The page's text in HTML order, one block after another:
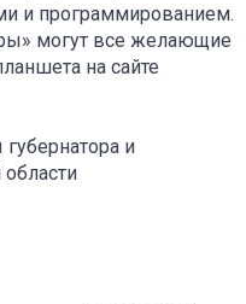
и программированием.
могут все желающие
на сайте
и